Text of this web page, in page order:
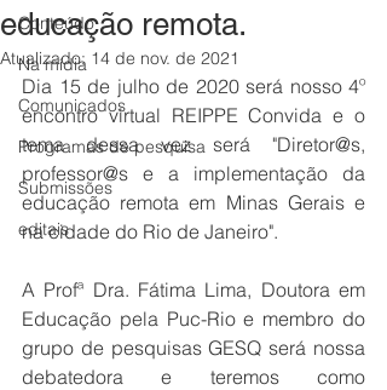
Conteúdo
Na mídia
Comunicados
Programas de pesquisa
Submissões
editais
educação remota.
Atualizado: 14 de nov. de 2021
Dia 15 de julho de 2020 será nosso 4º
encontro virtual REIPPE Convida e o
tema dessa vez será "Diretor@s,
professor@s e a implementação da
educação remota em Minas Gerais e
na cidade do Rio de Janeiro".
A Profª Dra. Fátima Lima, Doutora em
Educação pela Puc-Rio e membro do
grupo de pesquisas GESQ será nossa
debatedora e teremos como